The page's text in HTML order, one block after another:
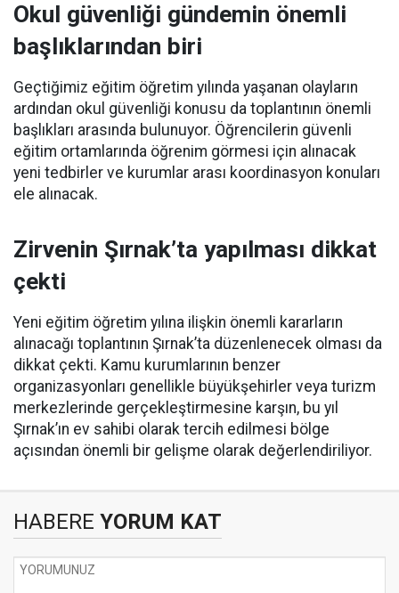
Okul güvenliği gündemin önemli
başlıklarından biri
Geçtiğimiz eğitim öğretim yılında yaşanan olayların
ardından okul güvenliği konusu da toplantının önemli
başlıkları arasında bulunuyor. Öğrencilerin güvenli
eğitim ortamlarında öğrenim görmesi için alınacak
yeni tedbirler ve kurumlar arası koordinasyon konuları
ele alınacak.
Zirvenin Şırnak’ta yapılması dikkat
çekti
Yeni eğitim öğretim yılına ilişkin önemli kararların
alınacağı toplantının Şırnak’ta düzenlenecek olması da
dikkat çekti. Kamu kurumlarının benzer
organizasyonları genellikle büyükşehirler veya turizm
merkezlerinde gerçekleştirmesine karşın, bu yıl
Şırnak’ın ev sahibi olarak tercih edilmesi bölge
açısından önemli bir gelişme olarak değerlendiriliyor.
HABERE YORUM KAT